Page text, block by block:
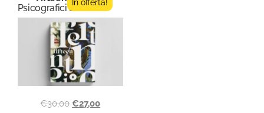
Psicografici Editore
In offerta!
€30,00 €27,00